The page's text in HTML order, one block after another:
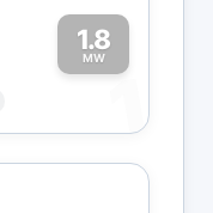
1.8
MW
1